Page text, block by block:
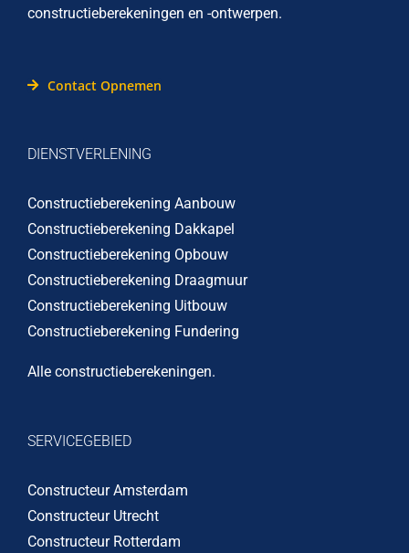
constructieberekeningen en -ontwerpen.
Contact Opnemen
DIENSTVERLENING
Constructieberekening Aanbouw
Constructieberekening Dakkapel
Constructieberekening Opbouw
Constructieberekening Draagmuur
Constructieberekening Uitbouw
Constructieberekening Fundering
Alle constructieberekeningen.
SERVICEGEBIED
Constructeur Amsterdam
Constructeur Utrecht
Constructeur Rotterdam